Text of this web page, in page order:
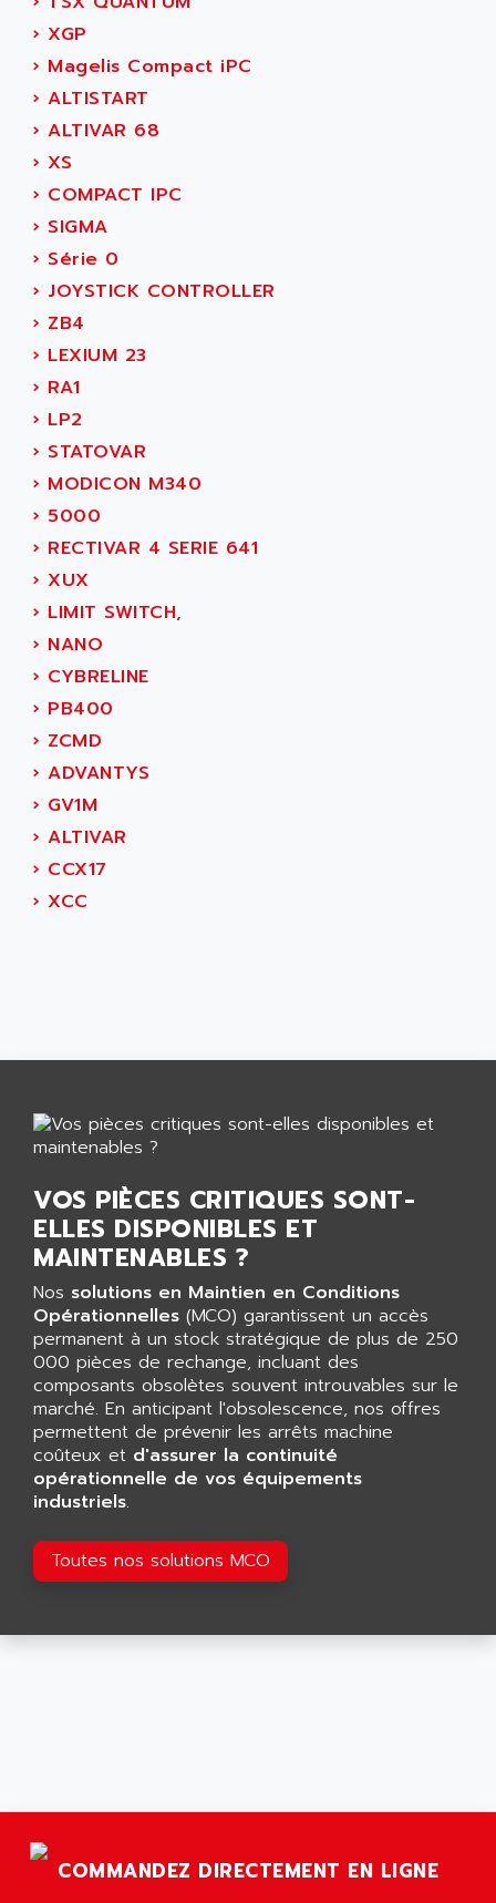
RJ3
ARGOLUX AS
TSX 21
ALTISTART
SIMATIC S5 115U
SINUMERIK 840
SMTBD1
SMT
SMT-BSI
ROD 426
SINUMERIK 840C
ATP
9300-SERIES
8200-SERIES
SERIE 9000
SIMATIC ET200
SERVOPACK
UNIDRIVE
FMV
DIGIDRIVE SE
SIGMA II
VERITRON
PANELVIEW
AXUMERIK
NT3
RPX30
LOGO
SIMATIC MULTIPANEL
CL200
DIGIVEX
PWE
CL300
SIMOVERT MASTERDRIVES
C100
OP35
SIMATIC TP
PANEL PLUS 600
PSS
S3C
MV1000
AIRPES
AIRWELL
AISA
AJC BATTERY
AJHUA TECHNOLOGY
AJR DIFFUSION
AK ELECTRONIQUE
AKER
AKO
ALACATEL
ALARMCOM
ALCATEL
ALCATEL-LUCENT
ALDES
ALES
ALFA PROGETTI
ALFA ROBOT
ALFA ROMEO
ALFAA
ALFA-LAVAL
ALFASISTEL
ALFATRONIX
ALFONS HAAR
ALLEN CODIERGERATE GMBH
ALLEN CODING SYSTEMS
ALLIANCE INSTRUMENTS
ALLIANCE MEMORY
ALLIED TELESIS
ALLIED TELESYN
ALLIED VISION
ALLIGATOR
ALLISON
ALLISON TRANSMISSION
ALM
ALMA
ALPES DEIS
ALPHAGEAR
ALPINE
› XGP
› Magelis Compact iPC
› ALTISTART
› ALTIVAR 68
› XS
› COMPACT IPC
› SIGMA
› Série 0
› JOYSTICK CONTROLLER
› ZB4
› LEXIUM 23
› RA1
› LP2
› STATOVAR
› MODICON M340
› 5000
› RECTIVAR 4 SERIE 641
› XUX
› LIMIT SWITCH,
› NANO
› CYBRELINE
› PB400
› ZCMD
› ADVANTYS
› GV1M
› ALTIVAR
› CCX17
› XCC
VOS PIÈCES CRITIQUES SONT-
ELLES DISPONIBLES ET
MAINTENABLES ?
Nos solutions en Maintien en Conditions
Opérationnelles (MCO) garantissent un accès
permanent à un stock stratégique de plus de 250
000 pièces de rechange, incluant des
composants obsolètes souvent introuvables sur le
marché. En anticipant l'obsolescence, nos offres
permettent de prévenir les arrêts machine
coûteux et d'assurer la continuité
opérationnelle de vos équipements
industriels.
Toutes nos solutions MCO
COMMANDEZ DIRECTEMENT EN LIGNE